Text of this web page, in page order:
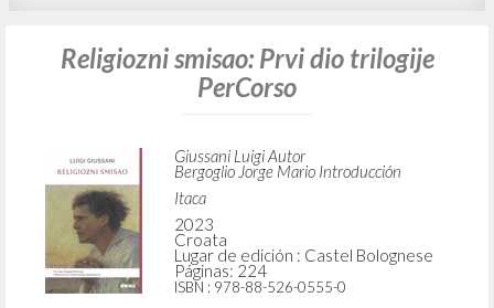
Religiozni smisao: Prvi dio trilogije
PerCorso
Giussani Luigi Autor
Bergoglio Jorge Mario Introducción
Itaca
2023
Croata
Lugar de edición : Castel Bolognese
Páginas: 224
ISBN : 978-88-526-0555-0